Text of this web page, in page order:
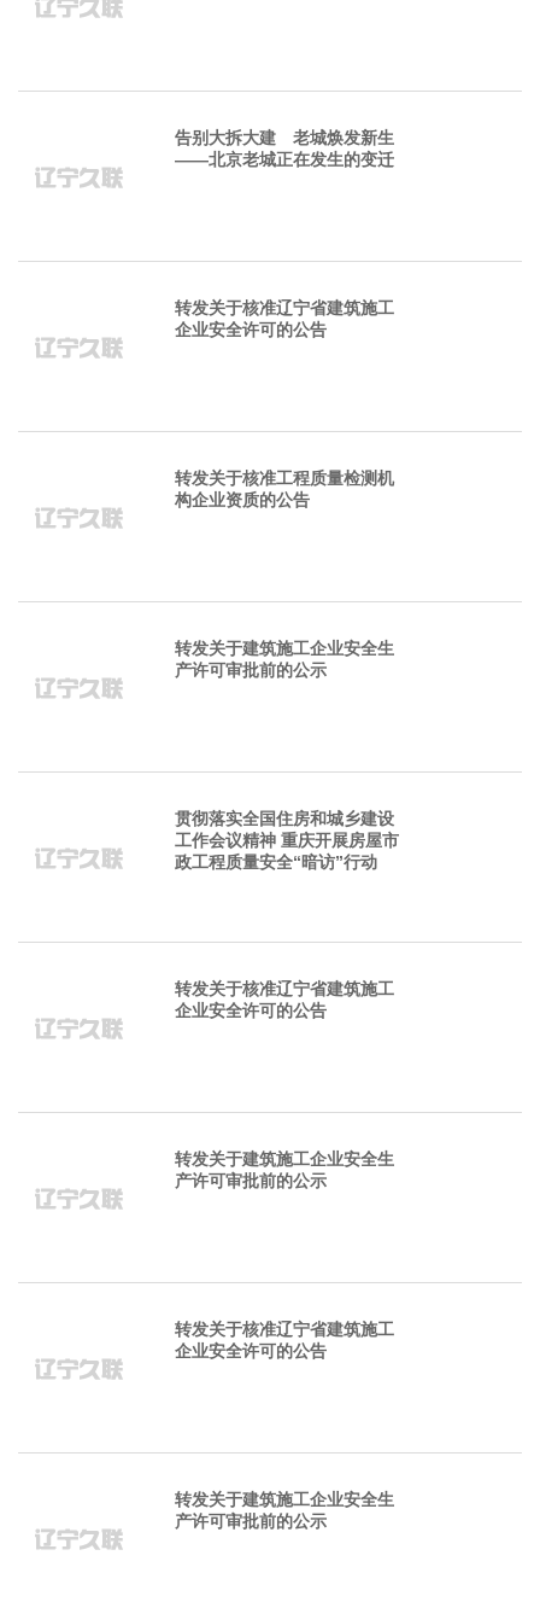
告别大拆大建 老城焕发新生
——北京老城正在发生的变迁
转发关于核准辽宁省建筑施工
企业安全许可的公告
转发关于核准工程质量检测机
构企业资质的公告
转发关于建筑施工企业安全生
产许可审批前的公示
贯彻落实全国住房和城乡建设
工作会议精神 重庆开展房屋市
政工程质量安全“暗访”行动
转发关于核准辽宁省建筑施工
企业安全许可的公告
转发关于建筑施工企业安全生
产许可审批前的公示
转发关于核准辽宁省建筑施工
企业安全许可的公告
转发关于建筑施工企业安全生
产许可审批前的公示